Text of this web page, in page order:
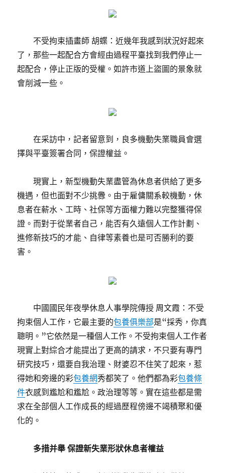
不受拘束插畫師 胡蝶：近幾年我感到狀況好起來
了，那些一起配合方會經由過程平臺找到我們停止一
起配合，停止正版的受權。如許市道上盜圖的景象就
會削減一些。
在采訪中，記者留意到，良多機動失業職員會選
擇與平臺簽署合同，保證權益。
現實上，新型機動失業盡管為休息者供給了更多
機遇，但也面對不少挑釁。由于雇傭關系較機動，休
息者在薪水、工時、社保等方面權力難以完整獲得保
證。而對于從業者自己，能否有久遠個人工作計劃、
進修新技巧的才能、自律等素養也是可否勝利的要
害。
中國國民年夜學休息人事學院傳授 周文霞：不受
拘束個人工作，它最主要的包養俱樂部是“採秀，你真
聰明。”它依然是一種個人工作。不受拘束個人工作者
現實上對綜合才能提出了更高的請求，不只要有專門
研究技巧，還要自我治理、財婆忍不住笑了起來，惹
得她和旁邊的彩包養網秀都笑了。他們都為彩包養條
件衣感到尷尬和尷尬。政治理等等。實在這些都是需
求在全部個人工作成長的經過歷程傍邊不竭積聚和優
化的。
多措并舉 保證新失業形狀休息者權益